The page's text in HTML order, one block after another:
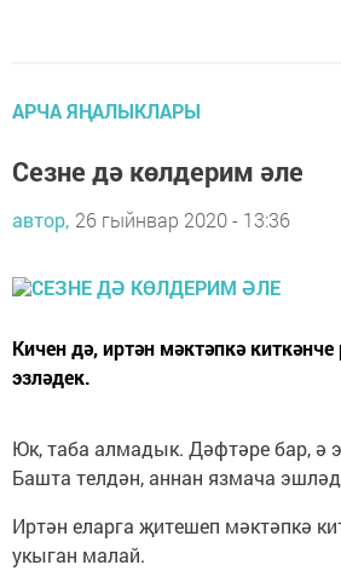
АРЧА ЯҢАЛЫКЛАРЫ
Сезне дә көлдерим әле
автор, 26 гыйнвар 2020 - 13:36
Кичен дә, иртән мәктәпкә киткәнче
эзләдек.
Юк, таба алмадык. Дәфтәре бар, ә
Башта телдән, аннан язмача
Иртән еларга җитешеп мәктәпкә
укыган малай.